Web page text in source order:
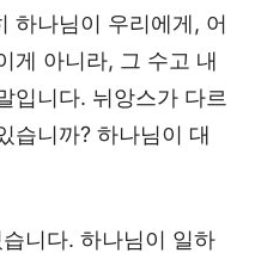
하나님이 우리에게, 어
게 아니라, 그 수고 내
입니다. 뉘앙스가 다르
습니까? 하나님이 대
니다. 하나님이 일하